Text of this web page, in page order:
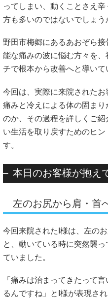
ってしまい、動くことさえ
方も多いのではないでしょう
野田市梅郷にあるあおぞら
能な痛みの波に悩む方々を
チで根本から改善へと導いて
今回は、実際に来院された
痛みと冷えによる体の固ま
のか、その過程を詳しくご
い生活を取り戻すためのヒ
す。
本日のお客様が抱え
左のお尻から肩・首
今回来院されたI様は、左の
と、動いている時に突然襲
ていました。
「痛みは治まってきたって
るんですね」とI様が表現さ